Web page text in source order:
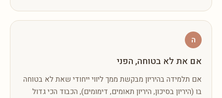
ה
אם את לא בטוחה, הפני
אם תלמידה בהיריון מבקשת ממך ליווי ייחודי שאת לא בטוחה
בו (היריון בסיכון, היריון תאומים, דימומים), הכבוד הכי גדול